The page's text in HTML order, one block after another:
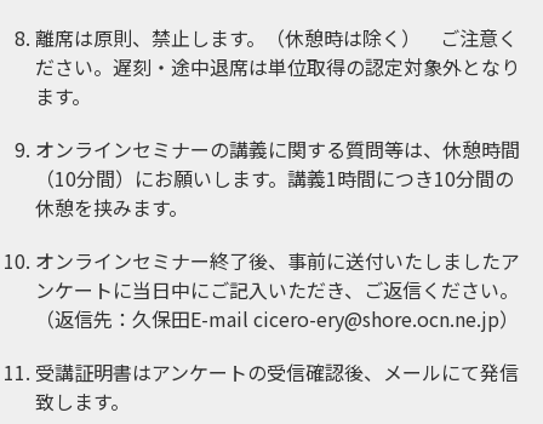
離席は原則、禁止します。（休憩時は除く） ご注意く
ださい。遅刻・途中退席は単位取得の認定対象外となり
ます。
オンラインセミナーの講義に関する質問等は、休憩時間
（10分間）にお願いします。講義1時間につき10分間の
休憩を挟みます。
オンラインセミナー終了後、事前に送付いたしましたア
ンケートに当日中にご記入いただき、ご返信ください。
（返信先：久保田E-mail cicero-ery@shore.ocn.ne.jp）
受講証明書はアンケートの受信確認後、メールにて発信
致します。